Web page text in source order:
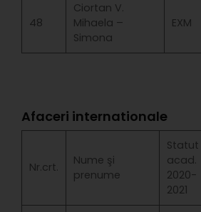
48
Ciortan V.
Mihaela –
Simona
EXM
Afaceri internationale
Nr.crt.
Nume şi
prenume
Statut
acad.
2020-
2021